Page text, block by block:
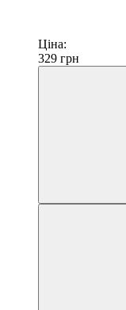
Ціна:
329 грн